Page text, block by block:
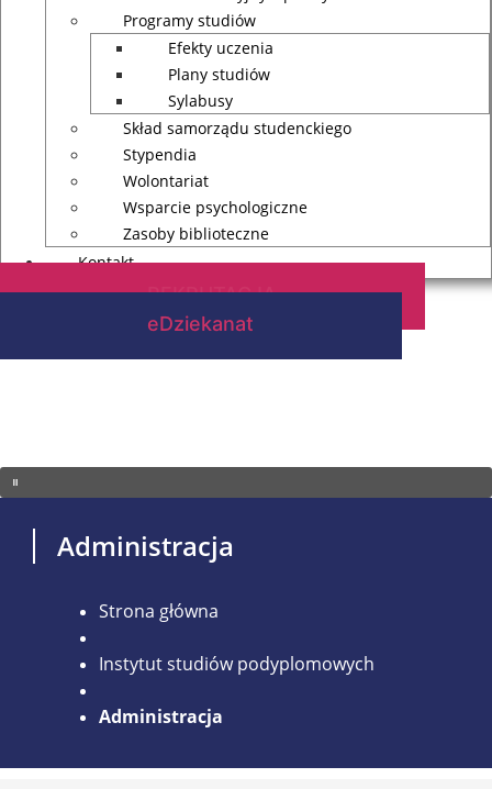
Programy studiów
Efekty uczenia
Plany studiów
Sylabusy
Skład samorządu studenckiego
Stypendia
Wolontariat
Wsparcie psychologiczne
Zasoby biblioteczne
Kontakt
REKRUTACJA
eDziekanat
Administracja
Strona główna
Instytut studiów podyplomowych
Administracja